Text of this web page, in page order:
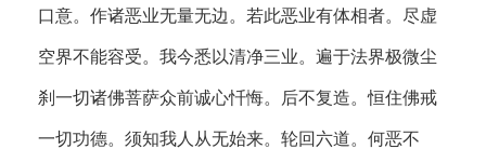
口意。作诸恶业无量无边。若此恶业有体相者。尽虚
空界不能容受。我今悉以清净三业。遍于法界极微尘
刹一切诸佛菩萨众前诚心忏悔。后不复造。恒住佛戒
一切功德。须知我人从无始来。轮回六道。何恶不